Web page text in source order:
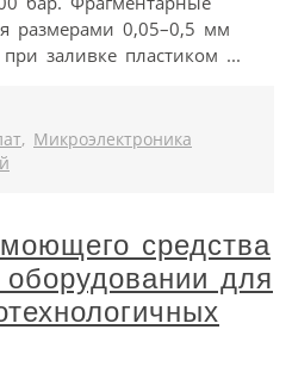
размерами 0,05–0,5 мм
заливке пластиком ...
, Микроэлектроника
средства
для